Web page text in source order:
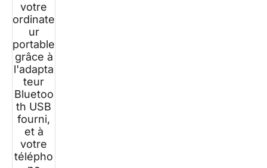
votre
ordinate
ur
portable
grâce à
l'adapta
teur
Bluetoo
th USB
fourni,
et à
votre
télépho